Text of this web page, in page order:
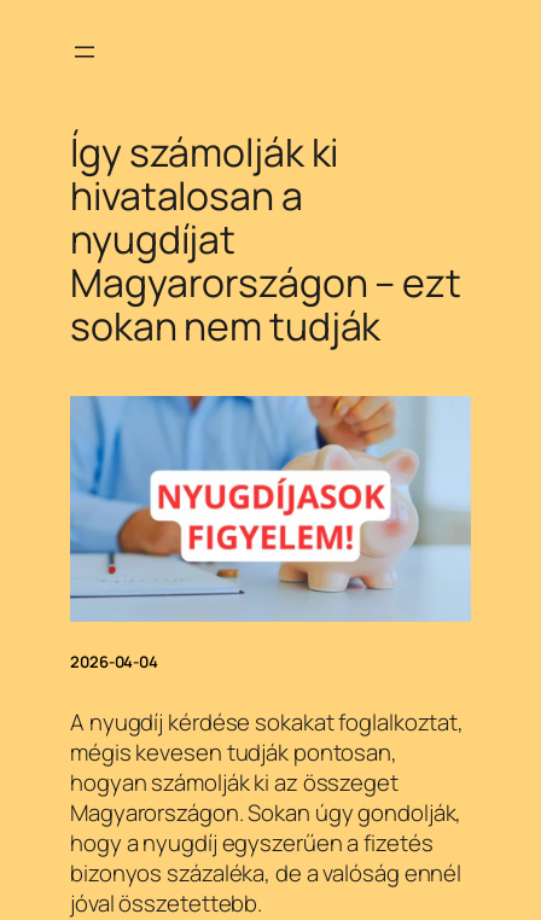
Így számolják ki
hivatalosan a
nyugdíjat
Magyarországon – ezt
sokan nem tudják
2026-04-04
A nyugdíj kérdése sokakat foglalkoztat,
mégis kevesen tudják pontosan,
hogyan számolják ki az összeget
Magyarországon. Sokan úgy gondolják,
hogy a nyugdíj egyszerűen a fizetés
bizonyos százaléka, de a valóság ennél
jóval összetettebb.